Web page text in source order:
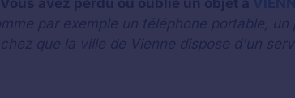
Vous avez perdu ou oublié un objet à
par exemple un téléphone portable,
que la ville de Vienne dispose d'un